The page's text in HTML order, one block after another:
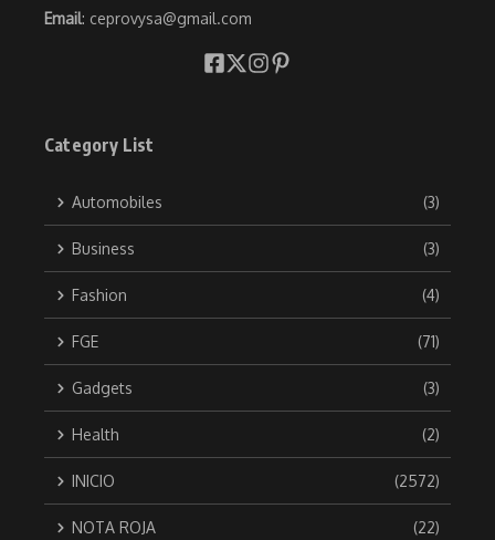
Email: ceprovysa@gmail.com
Category List
Automobiles (3)
Business (3)
Fashion (4)
FGE (71)
Gadgets (3)
Health (2)
INICIO (2572)
NOTA ROJA (22)